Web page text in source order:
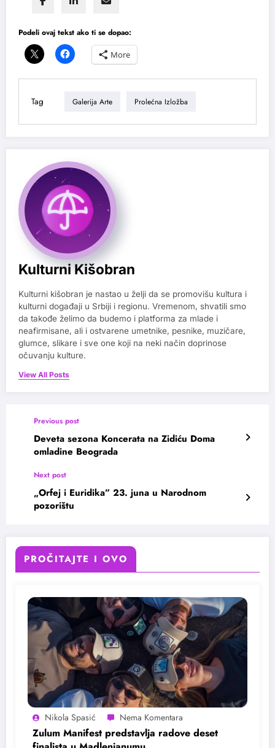
Podeli ovaj tekst ako ti se dopao:
More
Tag Galerija Arte Prolećna Izložba
Kulturni Kišobran
Kulturni kišobran je nastao u želji da se promovišu kultura i
kulturni događaji u Srbiji i regionu. Vremenom, shvatili smo
da takođe želimo da budemo i platforma za mlade i
neafirmisane, ali i ostvarene umetnike, pesnike, muzičare,
glumce, slikare i sve one koji na neki način doprinose
očuvanju kulture.
View All Posts
Previous post
Deveta sezona Koncerata na Zidiću Doma
omladine Beograda
Next post
„Orfej i Euridika” 23. juna u Narodnom
pozorištu
PROČITAJTE I OVO
Nikola Spasić
Zulum Manifest predstavlja radove deset